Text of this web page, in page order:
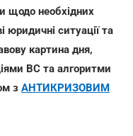
щодо необхідних
юридичні ситуації та
картина дня,
ВС та алгоритми
з АНТИКРИЗОВИМ